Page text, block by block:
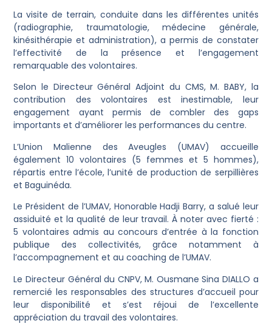
La visite de terrain, conduite dans les différentes unités
(radiographie, traumatologie, médecine générale,
kinésithérapie et administration), a permis de constater
l’effectivité de la présence et l’engagement
remarquable des volontaires.
Selon le Directeur Général Adjoint du CMS, M. BABY, la
contribution des volontaires est inestimable, leur
engagement ayant permis de combler des gaps
importants et d’améliorer les performances du centre.
L’Union Malienne des Aveugles (UMAV) accueille
également 10 volontaires (5 femmes et 5 hommes),
répartis entre l’école, l’unité de production de serpillières
et Baguinéda.
Le Président de l’UMAV, Honorable Hadji Barry, a salué leur
assiduité et la qualité de leur travail. À noter avec fierté :
5 volontaires admis au concours d’entrée à la fonction
publique des collectivités, grâce notamment à
l’accompagnement et au coaching de l’UMAV.
Le Directeur Général du CNPV, M. Ousmane Sina DIALLO a
remercié les responsables des structures d’accueil pour
leur disponibilité et s’est réjoui de l’excellente
appréciation du travail des volontaires.